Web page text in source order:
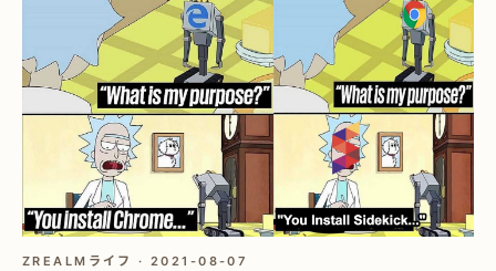
ZREALMライフ · 2021-08-07